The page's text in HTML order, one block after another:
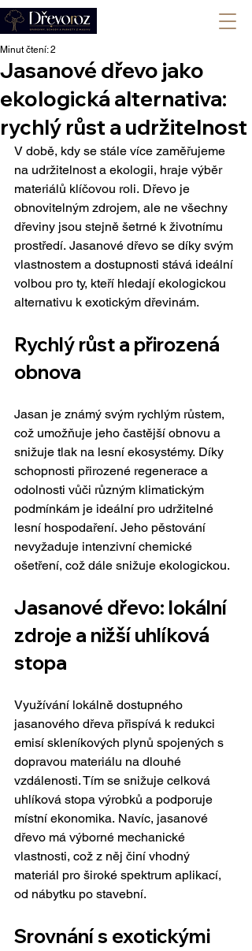
Jasanové dřevo jako
ekologická alternativa:
rychlý růst a udržitelnost
Minut čtení: 2
V době, kdy se stále více zaměřujeme
na udržitelnost a ekologii, hraje výběr
materiálů klíčovou roli. Dřevo je
obnovitelným zdrojem, ale ne všechny
dřeviny jsou stejně šetrné k životnímu
prostředí. Jasanové dřevo se díky svým
vlastnostem a dostupnosti stává ideální
volbou pro ty, kteří hledají ekologickou
alternativu k exotickým dřevinám.
Rychlý růst a přirozená
obnova
Jasan je známý svým rychlým růstem,
což umožňuje jeho častější obnovu a
snižuje tlak na lesní ekosystémy. Díky
schopnosti přirozené regenerace a
odolnosti vůči různým klimatickým
podmínkám je ideální pro udržitelné
lesní hospodaření. Jeho pěstování
nevyžaduje intenzivní chemické
ošetření, což dále snižuje ekologickou.
Jasanové dřevo: lokální
zdroje a nižší uhlíková
stopa
Využívání lokálně dostupného
jasanového dřeva přispívá k redukci
emisí skleníkových plynů spojených s
dopravou materiálu na dlouhé
vzdálenosti. Tím se snižuje celková
uhlíková stopa výrobků a podporuje
místní ekonomika. Navíc, jasanové
dřevo má výborné mechanické
vlastnosti, což z něj činí vhodný
materiál pro široké spektrum aplikací,
od nábytku po stavební.
Srovnání s exotickými